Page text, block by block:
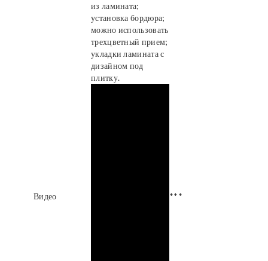
из ламината;
установка бордюра;
можно использовать
трехцветный прием;
укладки ламината с
дизайном под
плитку.
Видео ***